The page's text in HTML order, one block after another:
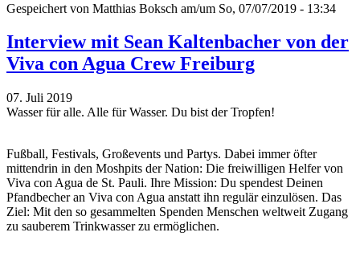
Gespeichert von Matthias Boksch am/um So, 07/07/2019 - 13:34
Interview mit Sean Kaltenbacher von der
Viva con Agua Crew Freiburg
07. Juli 2019
Wasser für alle. Alle für Wasser. Du bist der Tropfen!
Fußball, Festivals, Großevents und Partys. Dabei immer öfter
mittendrin in den Moshpits der Nation: Die freiwilligen Helfer von
Viva con Agua de St. Pauli. Ihre Mission: Du spendest Deinen
Pfandbecher an Viva con Agua anstatt ihn regulär einzulösen. Das
Ziel: Mit den so gesammelten Spenden Menschen weltweit Zugang
zu sauberem Trinkwasser zu ermöglichen.